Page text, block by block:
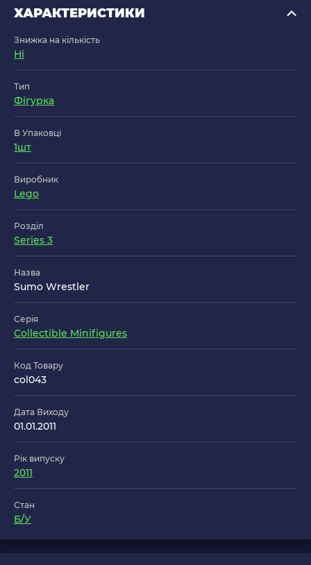
ХАРАКТЕРИСТИКИ
Знижка на кількість
Ні
Тип
Фігурка
В Упаковці
1шт
Виробник
Lego
Розділ
Series 3
Назва
Sumo Wrestler
Серія
Collectible Minifigures
Код Товару
col043
Дата Виходу
01.01.2011
Рік випуску
2011
Стан
Б/У